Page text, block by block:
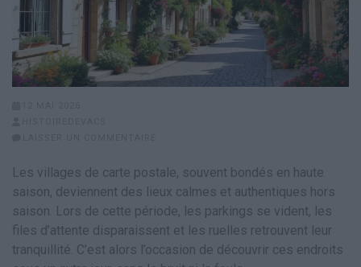
Les villages de carte postale, souvent bondés en haute
saison, deviennent des lieux calmes et authentiques hors
saison. Lors de cette période, les parkings se vident, les
files d’attente disparaissent et les ruelles retrouvent leur
tranquillité. C’est alors l’occasion de découvrir ces endroits